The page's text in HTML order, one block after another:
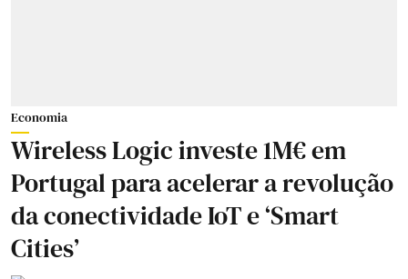
Economia
Wireless Logic investe 1M€ em
Portugal para acelerar a revolução
da conectividade IoT e ‘Smart
Cities’